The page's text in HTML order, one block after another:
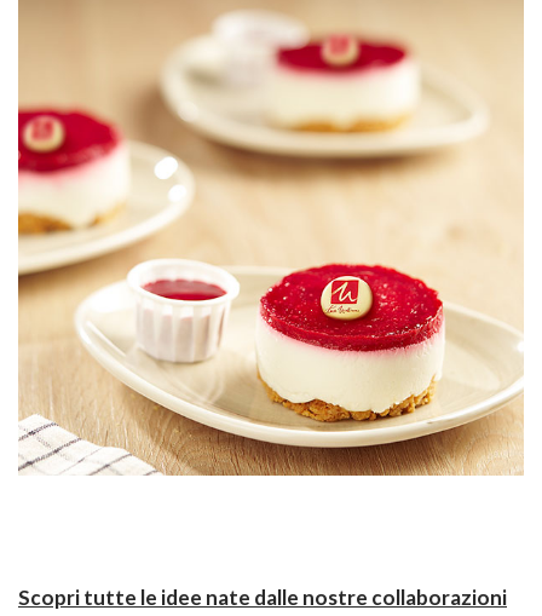
Scopri tutte le idee nate dalle nostre collaborazioni